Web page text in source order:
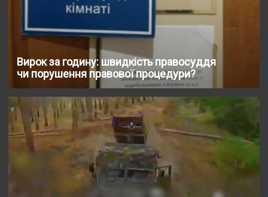
Вирок за годину: швидкість правосуддя
чи порушення правової процедури?